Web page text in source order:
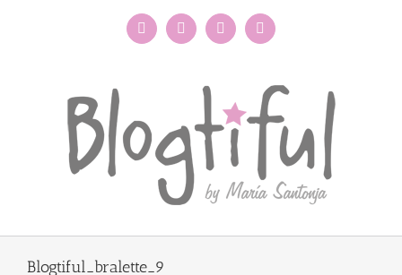
FacebookInstagram
X Pinterest
Blogtiful_bralette_9